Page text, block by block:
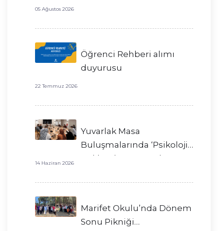
05 Ağustos 2026
Öğrenci Rehberi alımı
duyurusu
22 Temmuz 2026
Yuvarlak Masa
Buluşmalarında ‘Psikoloji’
Hakkında Konuştuk
14 Haziran 2026
Marifet Okulu’nda Dönem
Sonu Pikniği